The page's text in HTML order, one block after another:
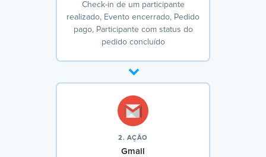
Check-in de um participante
realizado, Evento encerrado, Pedido
pago, Participante com status do
pedido concluído
2. AÇÃO
Gmail